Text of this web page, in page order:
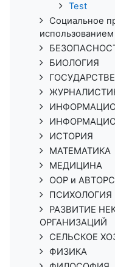
Test
Социальное
БИОЛОГИЯ
ИСТОРИЯ
МАТЕМАТИКА
МЕДИЦИНА
ООР и
ПСИХОЛОГИЯ
РАЗВИТИЕ
ОРГАНИЗАЦИЙ
СЕЛЬСКОЕ
ФИЗИКА